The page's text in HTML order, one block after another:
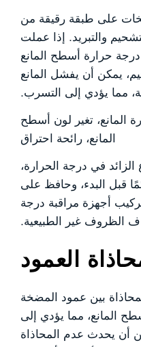
على طبقة رقيقة من
والتبريد. إذا عملت
حرارة أسطح المانع
يمكن أن يفشل المانع
مما يؤدي إلى التسرب.
المانع، تغير لون أسطح
المانع، رائحة احتراق
الزائد في درجة الحرارة،
قبل البدء، وحافظ على
أجهزة مراقبة درجة
الظروف غير الطبيعية.
العمود
بين عمود المضخة
المانع، مما يؤدي إلى
أن يحدث عدم المحاذاة